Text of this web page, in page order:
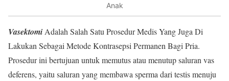
Anak
VasektomiAdalah Salah Satu Prosedur Medis Yang Juga Di
Lakukan Sebagai Metode Kontrasepsi Permanen Bagi Pria.
Prosedur ini bertujuan untuk memutus atau menutup saluran vas
deferens, yaitu saluran yang membawa sperma dari testis menuju